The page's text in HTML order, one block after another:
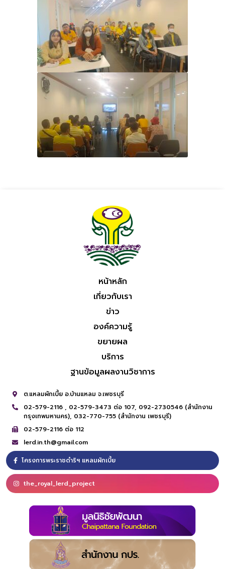
หน้าหลัก
เกี่ยวกับเรา
ข่าว
องค์ความรู้
ขยายผล
บริการ
ฐานข้อมูลผลงานวิชาการ
ต.แหลมผักเบี้ย อ.บ้านแหลม จ.เพชรบุรี
02-579-2116 , 02-579-3473 ต่อ 107, 092-2730546 (สำนักงาน
กรุงเทพมหานคร), 032-770-755 (สำนักงาน เพชรบุรี)
02-579-2116 ต่อ 112
lerd.in.th@gmail.com
โครงการพระราชดำริฯ แหลมผักเบี้ย
the_royal_lerd_project